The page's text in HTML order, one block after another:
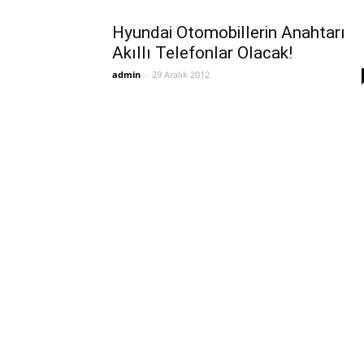
Hyundai Otomobillerin Anahtarı
Akıllı Telefonlar Olacak!
admin - 29 Aralık 2012